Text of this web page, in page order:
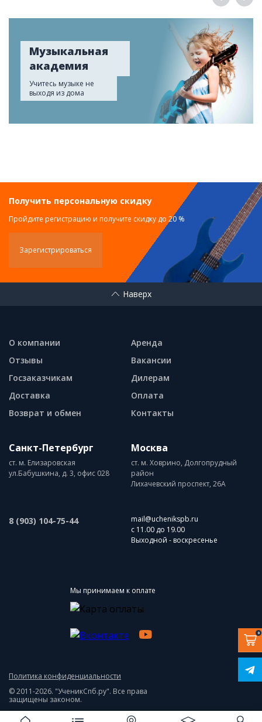
Музыкальная
академия
Учитесь музыке не
выходя из дома
Получить персональную скидку
Пройдите регистрацию и получите скидку до 20 %
Зарегистрироваться
Наверх
О компании
Отзывы
Госзаказчикам
Доставка
Возврат и обмен
Аренда
Вакансии
Дилерам
Оплата
Контакты
Санкт-Петербург
ст. м. Елизаровская
ул.Бабушкина, д. 3, офис 028
Москва
ст. м. Ховрино, Долгопрудный
район
Лихачевский проспект, 26А
8 (903) 104-75-44
mail@uchenikspb.ru
с 11.00 до 19.00
Выходной - воскресенье
Мы принимаем к оплате
© 2011-2026. "УченикСпб.ру". Все права
защищены законом.
Политика конфиденциальности
0